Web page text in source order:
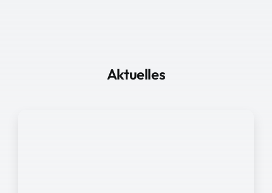
Aktuelles